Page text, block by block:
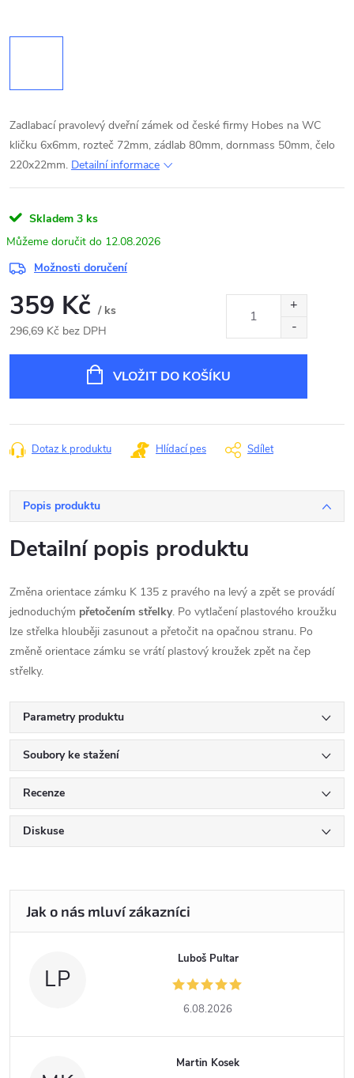
Zadlabací pravolevý dveřní zámek od české firmy Hobes na WC
kličku 6x6mm, rozteč 72mm, zádlab 80mm, dornmass 50mm, čelo
220x22mm. Detailní informace
Skladem 3 ks
12.08.2026
Možnosti doručení
359 Kč / ks
296,69 Kč bez DPH
VLOŽIT DO KOŠÍKU
Dotaz k produktu Hlídací pes Sdílet
Popis produktu
Detailní popis produktu
Změna orientace zámku K 135 z pravého na levý a zpět se provádí
jednoduchým přetočením střelky. Po vytlačení plastového kroužku
lze střelka hlouběji zasunout a přetočit na opačnou stranu. Po
změně orientace zámku se vrátí plastový kroužek zpět na čep
střelky.
Parametry produktu
Soubory ke stažení
Recenze
Diskuse
LP
Luboš Pultar
6.08.2026
Martin Kosek